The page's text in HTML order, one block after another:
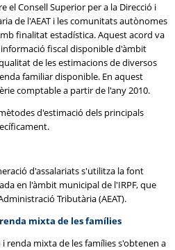
el Consell Superior per a la Direcció i
de l'AEAT i les comunitats autònomes
finalitat estadística. Aquest acord va
fiscal disponible d'àmbit
de les estimacions de diversos
familiar disponible. En aquest
comptable a partir de l'any 2010.
d'estimació dels principals
d'assalariats s'utilitza la font
en l'àmbit municipal de l'IRPF, que
Tributària (AEAT).
mixta de les famílies
renda mixta de les famílies s'obtenen a